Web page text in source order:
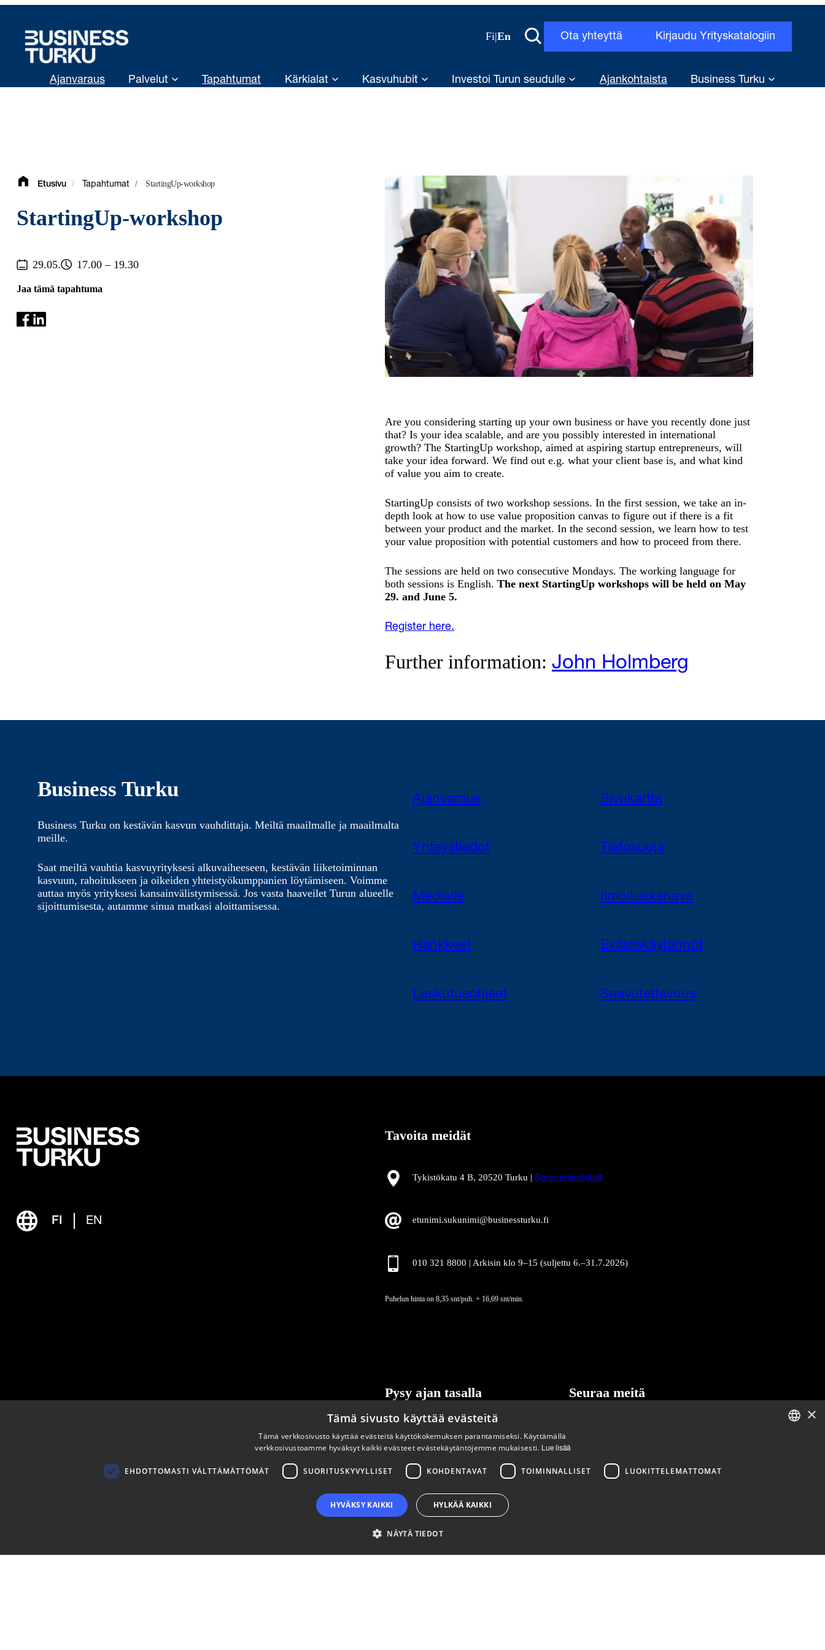
Fi|En Ota yhteyttä Kirjaudu Yrityskatalogiin
Ajanvaraus Palvelut Tapahtumat Kärkialat Kasvuhubit Investoi Turun seudulle Ajankohtaista Business Turku
Etusivu / Tapahtumat / StartingUp-workshop
StartingUp-workshop
29.05. 17.00 – 19.30
Jaa tämä tapahtuma
Are you considering starting up your own business or have you recently done just
that? Is your idea scalable, and are you possibly interested in international
growth? The StartingUp workshop, aimed at aspiring startup entrepreneurs, will
take your idea forward. We find out e.g. what your client base is, and what kind
of value you aim to create.
StartingUp consists of two workshop sessions. In the first session, we take an in-
depth look at how to use value proposition canvas to figure out if there is a fit
between your product and the market. In the second session, we learn how to test
your value proposition with potential customers and how to proceed from there.
The sessions are held on two consecutive Mondays. The working language for
both sessions is English. The next StartingUp workshops will be held on May
29. and June 5.
Register here.
Further information: John Holmberg
Business Turku
Business Turku on kestävän kasvun vauhdittaja. Meiltä maailmalle ja maailmalta
meille.
Saat meiltä vauhtia kasvuyrityksesi alkuvaiheeseen, kestävän liiketoiminnan
kasvuun, rahoitukseen ja oikeiden yhteistyökumppanien löytämiseen. Voimme
auttaa myös yrityksesi kansainvälistymisessä. Jos vasta haaveilet Turun alueelle
sijoittumisesta, autamme sinua matkasi aloittamisessa.
Ajanvaraus
Yhteystiedot
Medialle
Hankkeet
Laskutusohjeet
Sivukartta
Tietosuoja
Ilmoituskanava
Evästekäytännöt
Saavutettavuus
FI EN
Tavoita meidät
Tykistökatu 4 B, 20520 Turku | Saapumisohjeet
etunimi.sukunimi@businessturku.fi
010 321 8800 | Arkisin klo 9–15 (suljettu 6.–31.7.2026)
Puhelun hinta on 8,35 snt/puh. + 16,69 snt/min.
Pysy ajan tasalla
Tilaa uutiskirjeemme
Seuraa meitä
×
Tämä sivusto käyttää evästeitä
Tämä verkkosivusto käyttää evästeitä käyttökokemuksen parantamiseksi. Käyttämällä
verkkosivustoamme hyväksyt kaikki evästeet evästekäytäntöjemme mukaisesti. Lue lisää
EHDOTTOMASTI VÄLTTÄMÄTTÖMÄT SUORITUSKYVYLLISET KOHDENTAVAT TOIMINNALLISET LUOKITTELEMATTOMAT
HYVÄKSY KAIKKI HYLKÄÄ KAIKKI
NÄYTÄ TIEDOT